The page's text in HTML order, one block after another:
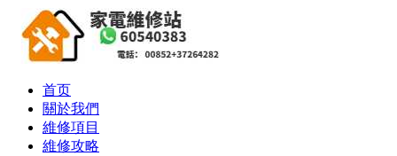
首页
關於我們
維修項目
維修攻略